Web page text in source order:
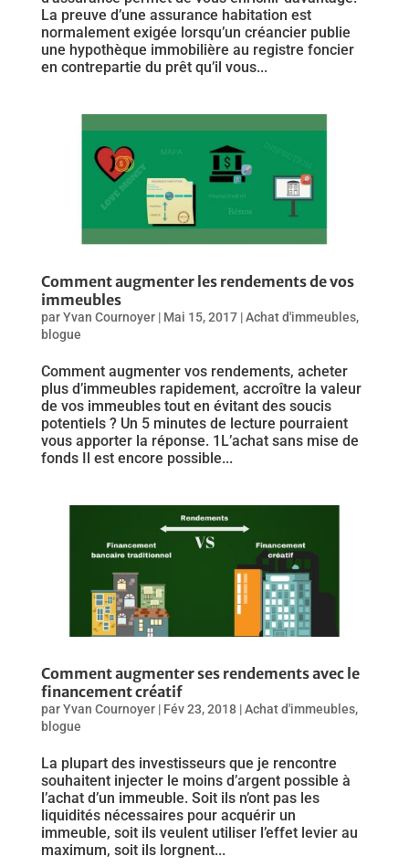
La preuve d’une assurance habitation est
normalement exigée lorsqu’un créancier publie
une hypothèque immobilière au registre foncier
en contrepartie du prêt qu’il vous...
Comment augmenter les rendements de vos
immeubles
parYvan Cournoyer| Mai 15, 2017|Achat d'immeubles,
blogue
Comment augmenter vos rendements, acheter
plus d’immeubles rapidement, accroître la valeur
de vos immeubles tout en évitant des soucis
potentiels ? Un 5 minutes de lecture pourraient
vous apporter la réponse. 1L’achat sans mise de
fonds Il est encore possible...
Comment augmenter ses rendements avec le
financement créatif
parYvan Cournoyer| Fév 23, 2018|Achat d'immeubles,
blogue
La plupart des investisseurs que je rencontre
souhaitent injecter le moins d’argent possible à
l’achat d’un immeuble. Soit ils n’ont pas les
liquidités nécessaires pour acquérir un
immeuble, soit ils veulent utiliser l’effet levier au
maximum, soit ils lorgnent...